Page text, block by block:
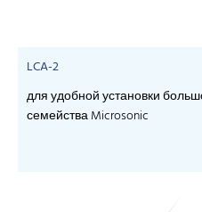
LCA-2
для удобной установки
семейства Microsonic